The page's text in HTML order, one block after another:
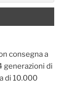
consegna a
generazioni di
di 10.000